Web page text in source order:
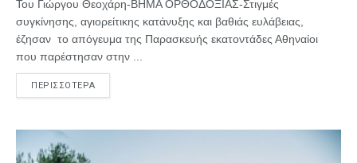
Του Γιώργου Θεοχάρη-ΒΗΜΑ ΟΡΘΟΔΟΞΙΑΣ-Στιγμές
συγκίνησης, αγιορείτικης κατάνυξης και βαθιάς ευλάβειας,
έζησαν το απόγευμα της Παρασκευής εκατοντάδες Αθηναίοι
που παρέστησαν στην ...
ΠΕΡΙΣΣΟΤΕΡΑ